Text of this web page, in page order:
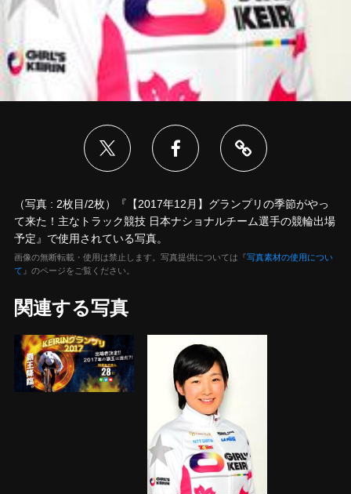
（写真 : 2枚目/2枚）『【2017年12月】グランプリの季節がやっ
て来た！主なトラック競技 日本ナショナルチーム選手の競輪出場
予定』で使用されている写真。
画像の無断転載・使用は禁止します。写真提供については『写真素材の使用につい
て 』のページをご覧ください。
関連する写真